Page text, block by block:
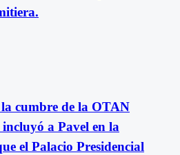
cumbre de la OTAN
a Pavel en la
el Palacio Presidencial